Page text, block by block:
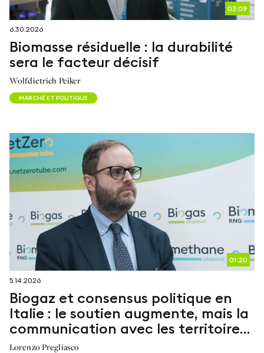
03:09
6.30.2026
Biomasse résiduelle : la durabilité
sera le facteur décisif
Wolfdietrich Peiker
MARCHÉ ET POLITIQUE
01:20
5.14.2026
Biogaz et consensus politique en
Italie : le soutien augmente, mais la
communication avec les territoires
reste un enjeu clé
Lorenzo Pregliasco